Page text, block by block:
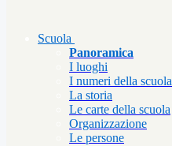
Scuola
Panoramica
I luoghi
I numeri della scuola
La storia
Le carte della scuola
Organizzazione
Le persone